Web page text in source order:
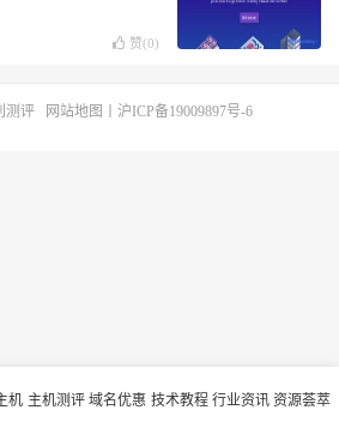
赞(0)
机 主机测评 域名优惠 技术教程 行业资讯 资源荟萃
测评 网站地图 沪ICP备19009897号-6